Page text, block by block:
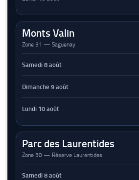
Monts Valin
Zone 31 — Saguenay
Parc des Laurentides
Zone 30 — Réserve Laurentides